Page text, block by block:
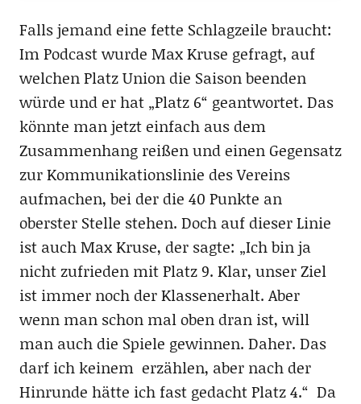
Falls jemand eine fette Schlagzeile braucht:
Im Podcast wurde Max Kruse gefragt, auf
welchen Platz Union die Saison beenden
würde und er hat „Platz 6“ geantwortet. Das
könnte man jetzt einfach aus dem
Zusammenhang reißen und einen Gegensatz
zur Kommunikationslinie des Vereins
aufmachen, bei der die 40 Punkte an
oberster Stelle stehen. Doch auf dieser Linie
ist auch Max Kruse, der sagte: „Ich bin ja
nicht zufrieden mit Platz 9. Klar, unser Ziel
ist immer noch der Klassenerhalt. Aber
wenn man schon mal oben dran ist, will
man auch die Spiele gewinnen. Daher. Das
darf ich keinem erzählen, aber nach der
Hinrunde hätte ich fast gedacht Platz 4.“ Da